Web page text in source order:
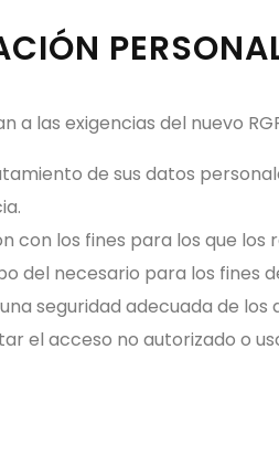
las exigencias del nuevo
de sus datos
con los fines para los que los
del necesario para los fines
seguridad adecuada de los
el acceso no autorizado o